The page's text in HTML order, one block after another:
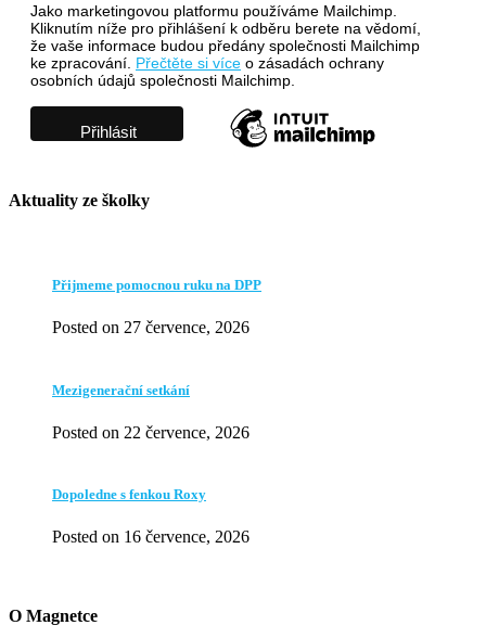
Jako marketingovou platformu používáme Mailchimp.
Kliknutím níže pro přihlášení k odběru berete na vědomí,
že vaše informace budou předány společnosti Mailchimp
ke zpracování. Přečtěte si více o zásadách ochrany
osobních údajů společnosti Mailchimp.
Aktuality ze školky
Přijmeme pomocnou ruku na DPP
Posted on 27 července, 2026
Mezigenerační setkání
Posted on 22 července, 2026
Dopoledne s fenkou Roxy
Posted on 16 července, 2026
O Magnetce